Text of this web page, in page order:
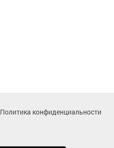
Политика конфиденциальности